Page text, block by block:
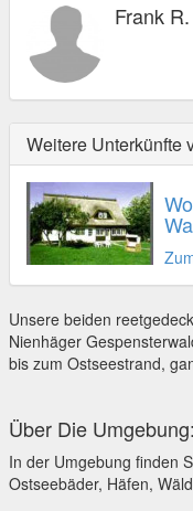
Frank R.
Weitere Unterkünfte
Unsere beiden
Nienhäger
bis zum Ostseestrand,
Über Die Umgebung:
In der Umgebung finden
Ostseebäder, Häfen,